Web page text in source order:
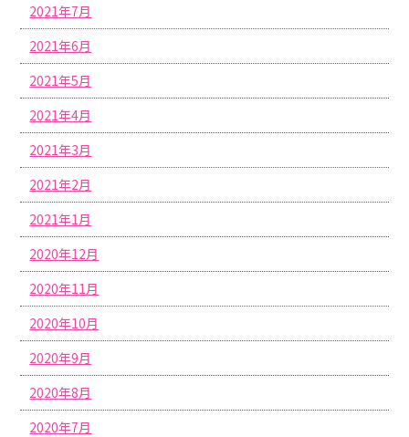
2021年7月
2021年6月
2021年5月
2021年4月
2021年3月
2021年2月
2021年1月
2020年12月
2020年11月
2020年10月
2020年9月
2020年8月
2020年7月